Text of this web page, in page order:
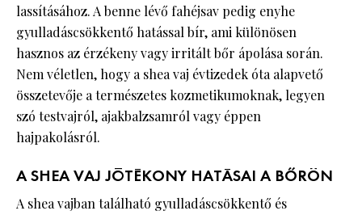
lassításához. A benne lévő fahéjsav pedig enyhe
gyulladáscsökkentő hatással bír, ami különösen
hasznos az érzékeny vagy irritált bőr ápolása során.
Nem véletlen, hogy a shea vaj évtizedek óta alapvető
összetevője a természetes kozmetikumoknak, legyen
szó testvajról, ajakbalzsamról vagy éppen
hajpakolásról.
A SHEA VAJ JÓTÉKONY HATÁSAI A BŐRÖN
A shea vajban található gyulladáscsökkentő és